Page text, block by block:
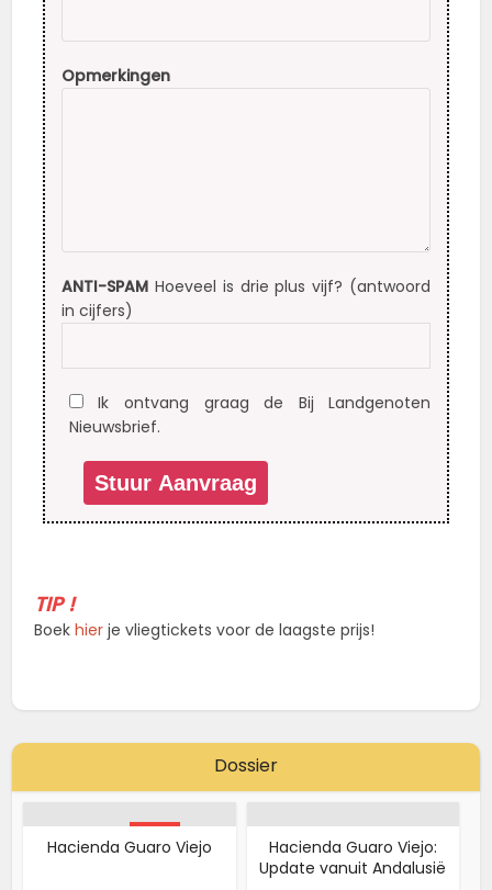
Opmerkingen
ANTI-SPAMHoeveel is drie plus vijf? (antwoord
in cijfers)
Ik ontvang graag de Bij Landgenoten
Nieuwsbrief.
TIP !
Boekhier je vliegtickets voor de laagste prijs!
Dossier
Hacienda Guaro Viejo
Hacienda Guaro Viejo:
Update vanuit Andalusië